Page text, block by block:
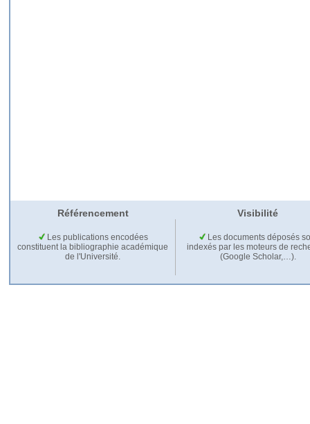
Référencement Visibilité
Les publications encodées
constituent la bibliographie académique
de l'Université.
Les documents déposés
indexés par les moteurs de
(Google Scholar,…).